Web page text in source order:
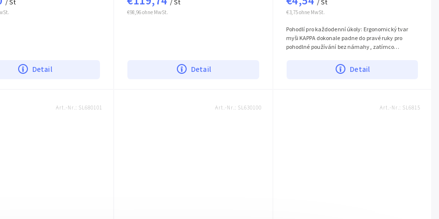
/ St
Detail
€98,96 ohne MwSt.
/ St
Detail
€3,75 ohne MwSt.
/ St
Detail
Pohodlí pro každodenní úkoly: Ergonomický tvar
myši KAPPA dokonale padne do pravé ruky pro
pohodlné používání bez námahy, zatímco
Art.-Nr.: SL680101 Art.-Nr.: SL630100 Art.-Nr.: SL6815